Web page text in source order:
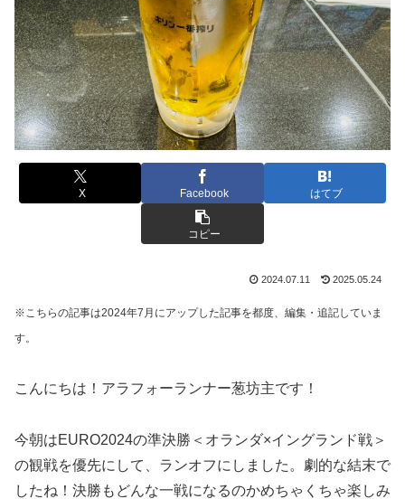
X Facebook はてブ
コピー
2024.07.11 2025.05.24
※こちらの記事は2024年7月にアップした記事を都度、編集・追記していま
す。
こんにちは！アラフォーランナー葱坊主です！
今朝はEURO2024の準決勝＜オランダ×イングランド戦＞
の観戦を優先にして、ランオフにしました。劇的な結末で
したね！決勝もどんな一戦になるのかめちゃくちゃ楽しみ